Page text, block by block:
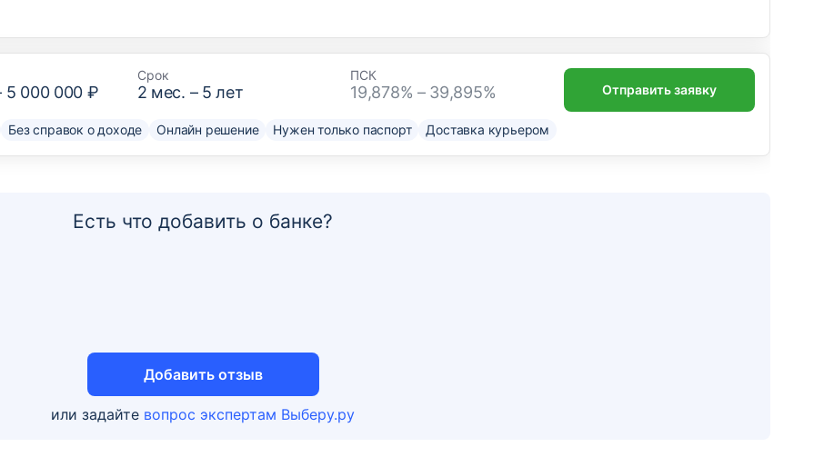
5 000 000 ₽
Срок
2 мес. – 5 лет
ПСК
19,878% – 39,895%
Без справок о доходе Онлайн решение Нужен только паспорт Доставка курьером
Отправить заявку
Есть что добавить о банке?
Добавить отзыв
или задайте вопрос экспертам Выберу.ру